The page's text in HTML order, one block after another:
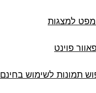
למצגות
פוינט
תמונות לשימוש בחינם